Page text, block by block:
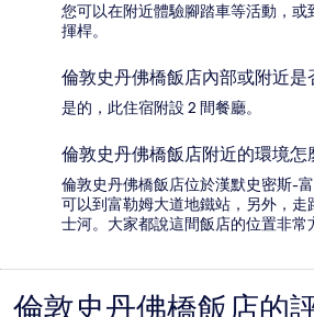
您可以在附近體驗腳踏車等活動，
揮桿。
倫敦史丹佛橋飯店內部或附近是
是的，此住宿附設 2 間餐廳。
倫敦史丹佛橋飯店附近的環境怎
倫敦史丹佛橋飯店位於漢默史密斯-
可以到富勒姆大道地鐵站，另外，走
士河。大家都說這間飯店的位置非常
評